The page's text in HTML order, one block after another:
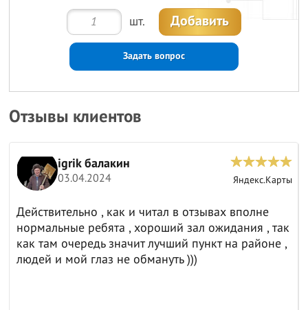
шт. Добавить
Задать вопрос
Отзывы клиентов
igrik балакин
03.04.2024 Яндекс.Карты
Действительно , как и читал в отзывах вполне
нормальные ребята , хороший зал ожидания , так
как там очередь значит лучший пункт на районе ,
людей и мой глаз не обмануть )))